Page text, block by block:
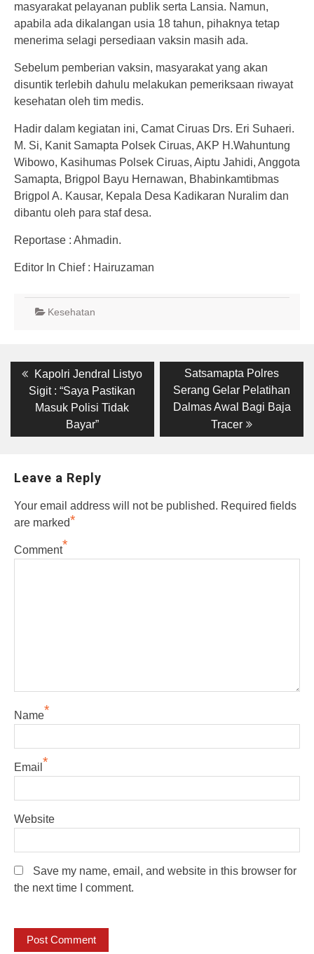
masyarakat pelayanan publik serta Lansia. Namun,
apabila ada dikalangan usia 18 tahun, pihaknya tetap
menerima selagi persediaan vaksin masih ada.
Sebelum pemberian vaksin, masyarakat yang akan
disuntik terlebih dahulu melakukan pemeriksaan riwayat
kesehatan oleh tim medis.
Hadir dalam kegiatan ini, Camat Ciruas Drs. Eri Suhaeri.
M. Si, Kanit Samapta Polsek Ciruas, AKP H.Wahuntung
Wibowo, Kasihumas Polsek Ciruas, Aiptu Jahidi, Anggota
Samapta, Brigpol Bayu Hernawan, Bhabinkamtibmas
Brigpol A. Kausar, Kepala Desa Kadikaran Nuralim dan
dibantu oleh para staf desa.
Reportase : Ahmadin.
Editor In Chief : Hairuzaman
Kesehatan
Post
navigation
Previous
post:
Kapolri Jendral Listyo
Sigit : “Saya Pastikan
Masuk Polisi Tidak
Bayar”
Next
post:
Satsamapta Polres
Serang Gelar Pelatihan
Dalmas Awal Bagi Baja
Tracer
Leave a Reply
Your email address will not be published. Required fields
are marked*
Comment*
Name*
Email *
Website
Save my name, email, and website in this browser for
the next time I comment.